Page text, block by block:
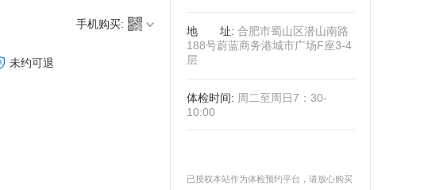
手机购买:
未约可退
地址: 合肥市蜀山区潜山南路
188号蔚蓝商务港城市广场F座3-4
层
体检时间: 周二至周日7：30-
10:00
已授权本站作为体检预约平台，请放心购买